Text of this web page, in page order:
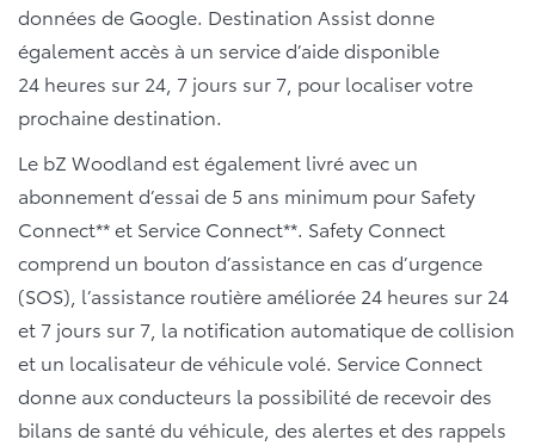
données de Google. Destination Assist donne
également accès à un service d’aide disponible
24 heures sur 24, 7 jours sur 7, pour localiser votre
prochaine destination.
Le bZ Woodland est également livré avec un
abonnement d’essai de 5 ans minimum pour Safety
Connect** et Service Connect**. Safety Connect
comprend un bouton d’assistance en cas d’urgence
(SOS), l’assistance routière améliorée 24 heures sur 24
et 7 jours sur 7, la notification automatique de collision
et un localisateur de véhicule volé. Service Connect
donne aux conducteurs la possibilité de recevoir des
bilans de santé du véhicule, des alertes et des rappels